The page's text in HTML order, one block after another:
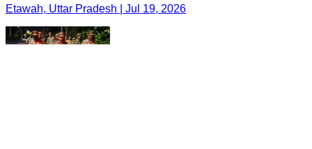
Etawah, Uttar Pradesh | Jul 19, 2026